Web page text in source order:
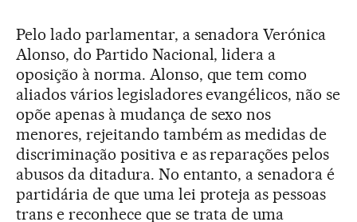
Pelo lado parlamentar, a senadora Verónica
Alonso, do Partido Nacional, lidera a
oposição à norma. Alonso, que tem como
aliados vários legisladores evangélicos, não se
opõe apenas à mudança de sexo nos
menores, rejeitando também as medidas de
discriminação positiva e as reparações pelos
abusos da ditadura. No entanto, a senadora é
partidária de que uma lei proteja as pessoas
trans e reconhece que se trata de uma